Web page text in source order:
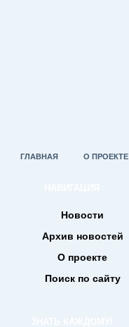
ГЛАВНАЯ О ПРОЕКТЕ
Новости
Архив новостей
О проекте
Поиск по сайту